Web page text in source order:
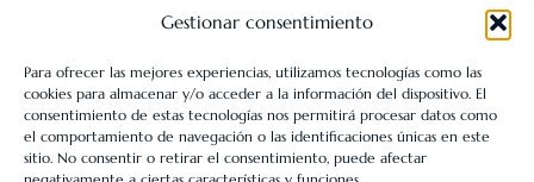
Gestionar consentimiento
Para ofrecer las mejores experiencias, utilizamos tecnologías como las
cookies para almacenar y/o acceder a la información del dispositivo. El
consentimiento de estas tecnologías nos permitirá procesar datos como
el comportamiento de navegación o las identificaciones únicas en este
sitio. No consentir o retirar el consentimiento, puede afectar
LIBRERÍA UNIVERSITARIA LEÓN 1980 SLL ha sido beneficiaria
de Fondos Europeos, cuyo objetivo es la mejora de la
competitividad de las PYMES, y gracias al cual ha puesto en